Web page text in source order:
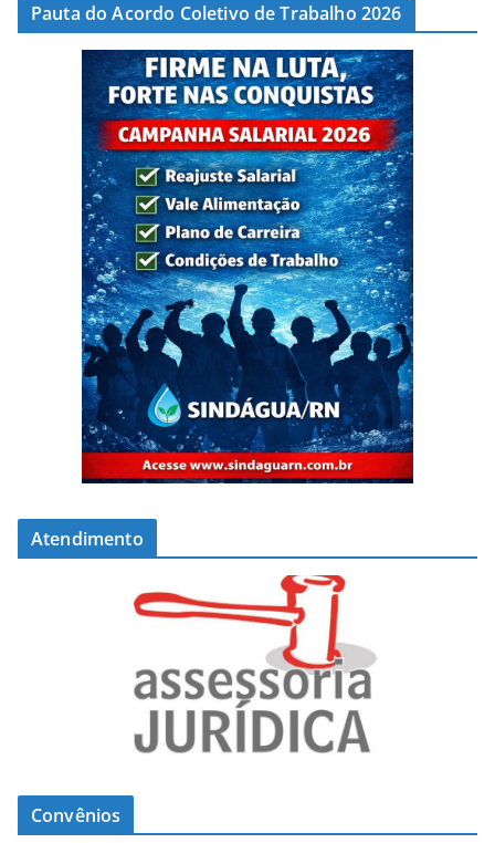
Pauta do Acordo Coletivo de Trabalho 2026
Atendimento
Convênios